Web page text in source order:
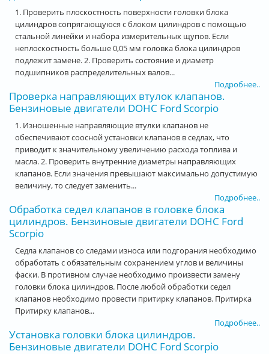
1. Проверить плоскостность поверхности головки блока
цилиндров сопрягающуюся с блоком цилиндров с помощью
стальной линейки и набора измерительных щупов. Если
неплоскостность больше 0,05 мм головка блока цилиндров
подлежит замене. 2. Проверить состояние и диаметр
подшипников распределительных валов...
Подробнее..
Проверка направляющих втулок клапанов.
Бензиновые двигатели DOHC Ford Scorpio
1. Изношенные направляющие втулки клапанов не
обеспечивают соосной установки клапанов в седлах, что
приводит к значительному увеличению расхода топлива и
масла. 2. Проверить внутренние диаметры направляющих
клапанов. Если значения превышают максимально допустимую
величину, то следует заменить...
Подробнее..
Обработка седел клапанов в головке блока
цилиндров. Бензиновые двигатели DOHC Ford
Scorpio
Седла клапанов со следами износа или подгорания необходимо
обработать с обязательным сохранением углов и величины
фаски. В противном случае необходимо произвести замену
головки блока цилиндров. После любой обработки седел
клапанов необходимо провести притирку клапанов. Притирка
Притирку клапанов...
Подробнее..
Установка головки блока цилиндров.
Бензиновые двигатели DOHC Ford Scorpio